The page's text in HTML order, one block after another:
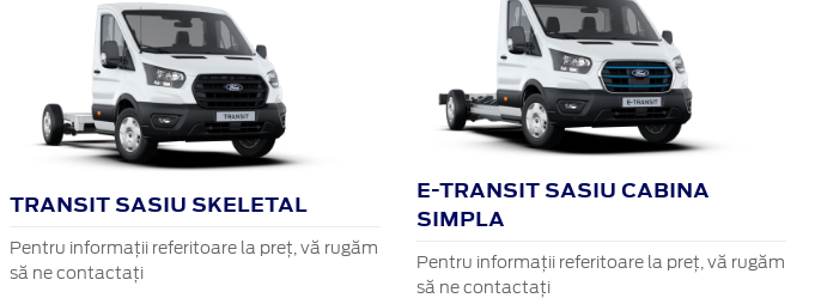
TRANSIT SASIU SKELETAL
Pentru informații referitoare la preț, vă rugăm
să ne contactați
E-TRANSIT SASIU CABINA
SIMPLA
Pentru informații referitoare la preț, vă rugăm
să ne contactați